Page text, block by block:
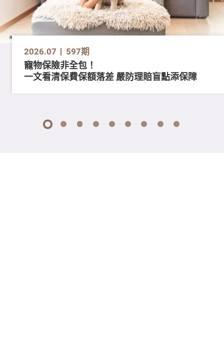
2026.07 597期
寵物保險非全包！
一文看清保費保額落差 嚴防理賠盲點添保障
1 2 3 4 5 6 7 8 9